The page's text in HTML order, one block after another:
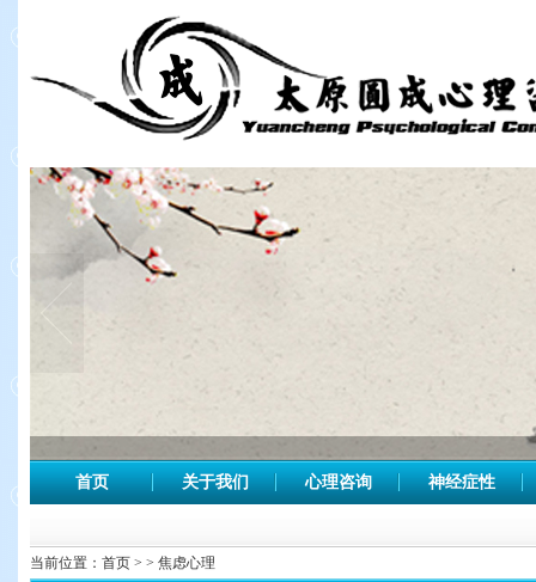
首页 关于我们 心理咨询 神经症性
当前位置： 首页 > > 焦虑心理